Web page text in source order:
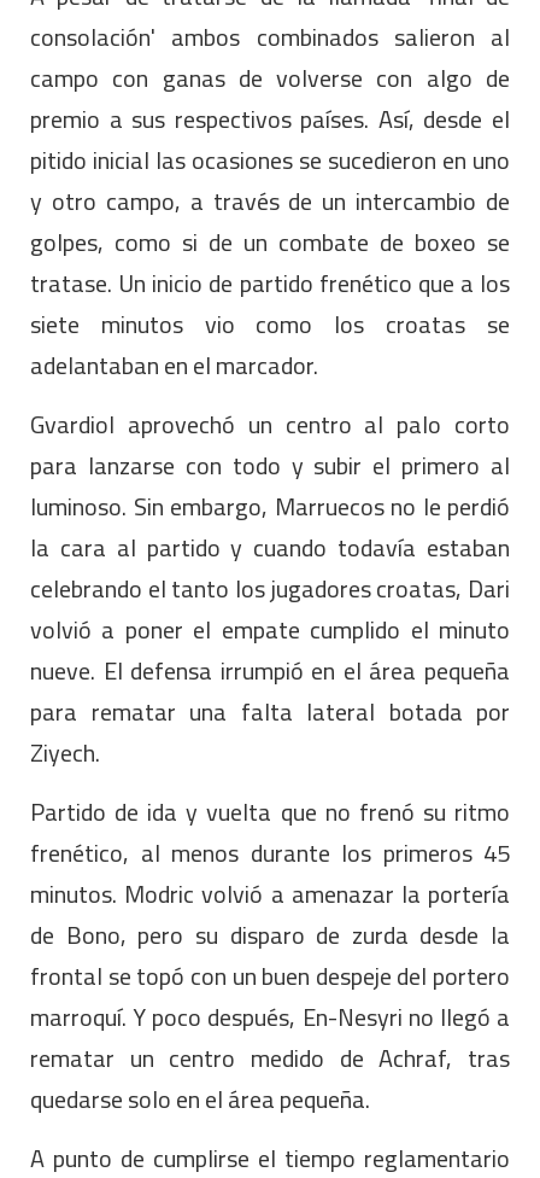
consolación' ambos combinados salieron al
campo con ganas de volverse con algo de
premio a sus respectivos países. Así, desde el
pitido inicial las ocasiones se sucedieron en uno
y otro campo, a través de un intercambio de
golpes, como si de un combate de boxeo se
tratase. Un inicio de partido frenético que a los
siete minutos vio como los croatas se
adelantaban en el marcador.
Gvardiol aprovechó un centro al palo corto
para lanzarse con todo y subir el primero al
luminoso. Sin embargo, Marruecos no le perdió
la cara al partido y cuando todavía estaban
celebrando el tanto los jugadores croatas, Dari
volvió a poner el empate cumplido el minuto
nueve. El defensa irrumpió en el área pequeña
para rematar una falta lateral botada por
Ziyech.
Partido de ida y vuelta que no frenó su ritmo
frenético, al menos durante los primeros 45
minutos. Modric volvió a amenazar la portería
de Bono, pero su disparo de zurda desde la
frontal se topó con un buen despeje del portero
marroquí. Y poco después, En-Nesyri no llegó a
rematar un centro medido de Achraf, tras
quedarse solo en el área pequeña.
A punto de cumplirse el tiempo reglamentario